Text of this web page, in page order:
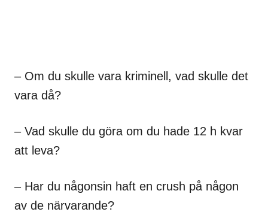
– Om du skulle vara kriminell, vad skulle det
vara då?
– Vad skulle du göra om du hade 12 h kvar
att leva?
– Har du någonsin haft en crush på någon
av de närvarande?